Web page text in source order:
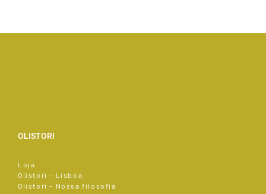
OLISTORI
Loja
Olistori – Lisboa
Olistori – Nossa filosofia